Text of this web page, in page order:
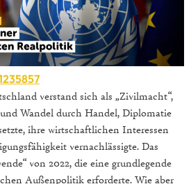
verstand sich als „Zivilmacht“,
Wandel durch Handel, Diplomatie
ihre wirtschaftlichen Interessen
vernachlässigte. Das
von 2022, die eine grundlegende
Außenpolitik erforderte. Wie aber